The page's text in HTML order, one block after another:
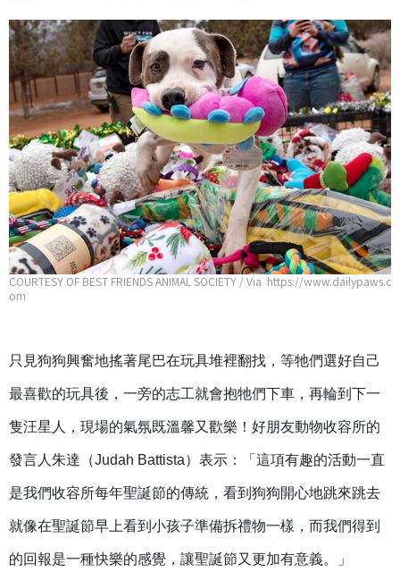
COURTESY OF BEST FRIENDS ANIMAL SOCIETY / Via https://www.dailypaws.c
om
只見狗狗興奮地搖著尾巴在玩具堆裡翻找，等牠們選好自己
最喜歡的玩具後，一旁的志工就會抱牠們下車，再輪到下一
隻汪星人，現場的氣氛既溫馨又歡樂！好朋友動物收容所的
發言人朱達（Judah Battista）表示：「這項有趣的活動一直
是我們收容所每年聖誕節的傳統，看到狗狗開心地跳來跳去
就像在聖誕節早上看到小孩子準備拆禮物一樣，而我們得到
的回報是一種快樂的感覺，讓聖誕節又更加有意義。」